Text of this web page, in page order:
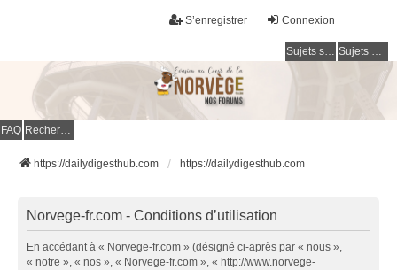
Connexion
S’enregistrer
Sujets sans réponse Sujets actifs
FAQ Rechercher
https://dailydigesthub.com https://dailydigesthub.com
Norvege-fr.com - Conditions d’utilisation
En accédant à « Norvege-fr.com » (désigné ci-après par « nous »,
« notre », « nos », « Norvege-fr.com », « http://www.norvege-